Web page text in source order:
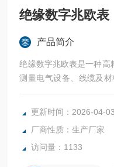
绝缘数字兆欧表
产品简介
绝缘数字兆欧表是一种​​高
测量电气设备、线缆及
，自动计算吸收比和极化
更新时间：2026-04-03
厂商性质：生产厂家
访问量：1133